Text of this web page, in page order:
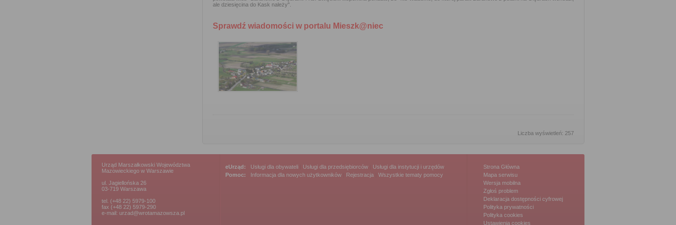
ale dziesięcina do Kask należy".
Sprawdź wiadomości w portalu Mieszk@niec
Liczba wyświetleń: 257
Urząd Marszałkowski Województwa
Mazowieckiego w Warszawie
ul. Jagiellońska 26
03-719 Warszawa
tel. (+48 22) 5979-100
fax (+48 22) 5979-290
e-mail: urzad@wrotamazowsza.pl
eUrząd: Usługi dla obywateli Usługi dla przedsiębiorców
Usługi dla instytucji i urzędów
Pomoc:
Informacja dla nowych użytkowników Rejestracja |Wszystkie tematy pomocy
Strona Główna
Mapa serwisu
Wersja mobilna
Zgłoś problem
Deklaracja dostępności cyfrowej
Polityka prywatności
Polityka cookies
Ustawienia cookies